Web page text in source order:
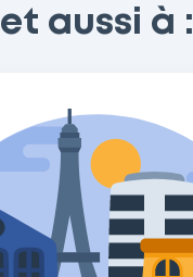
et aussi à :